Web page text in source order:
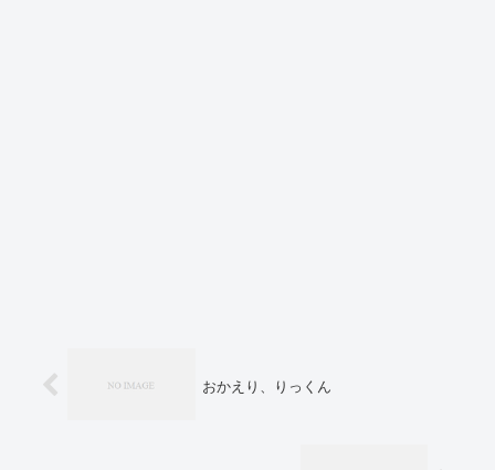
おかえり、りっくん